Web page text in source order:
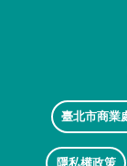
臺北市商業